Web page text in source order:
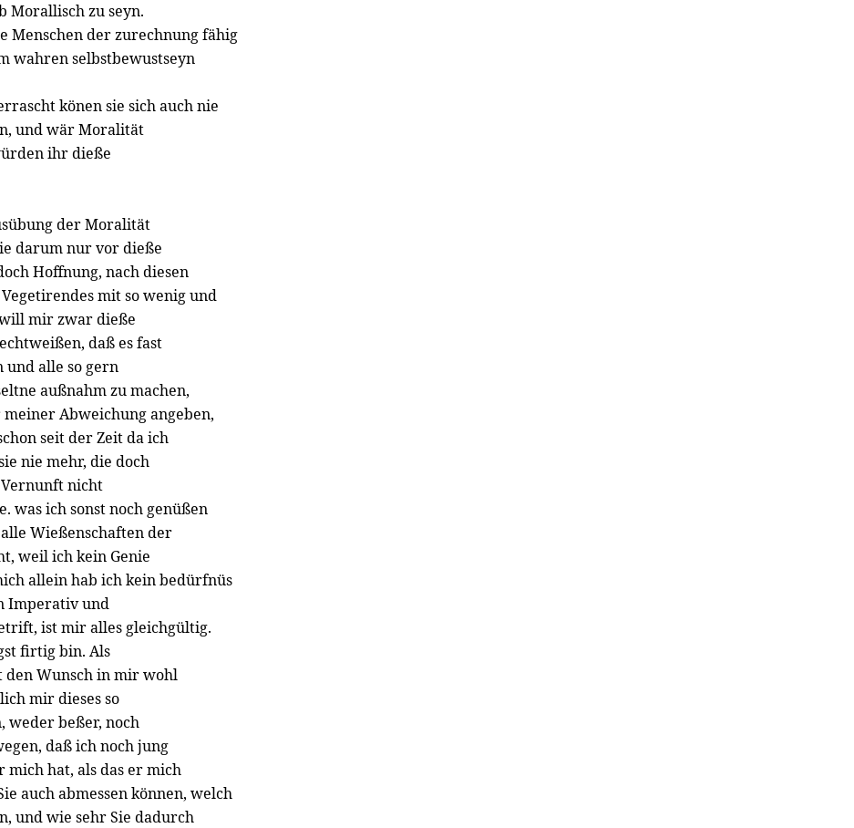
Morallisch zu seyn.
Menschen der zurechnung fähig
wahren selbstbewustseyn
könen sie sich auch nie
und wär Moralität
ihr dieße
der Moralität
darum nur vor dieße
Hoffnung, nach diesen
mit so wenig und
mir zwar dieße
daß es fast
und alle so gern
außnahm zu machen,
Abweichung angeben,
seit der Zeit da ich
nie mehr, die doch
Vernunft nicht
was ich sonst noch genüßen
Wießenschaften der
weil ich kein Genie
allein hab ich kein bedürfnüs
Imperativ und
ist mir alles gleichgültig.
firtig bin. Als
den Wunsch in mir wohl
mir dieses so
weder beßer, noch
daß ich noch jung
hat, als das er mich
auch abmessen können, welch
und wie sehr Sie dadurch